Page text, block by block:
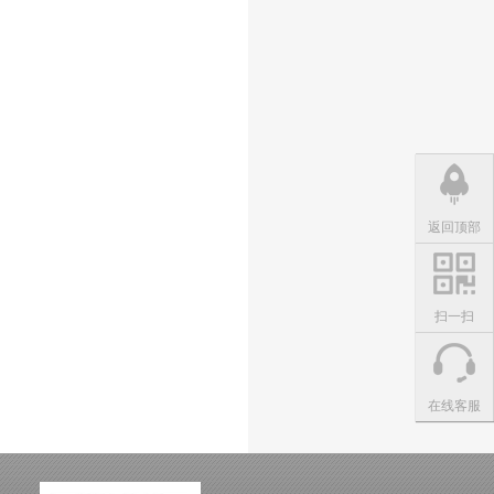
返回顶部
扫一扫
在线客服